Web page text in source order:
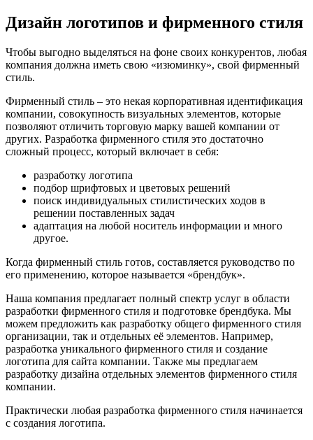
Дизайн логотипов и фирменного стиля
Чтобы выгодно выделяться на фоне своих конкурентов, любая
компания должна иметь свою «изюминку», свой фирменный
стиль.
Фирменный стиль – это некая корпоративная идентификация
компании, совокупность визуальных элементов, которые
позволяют отличить торговую марку вашей компании от
других. Разработка фирменного стиля это достаточно
сложный процесс, который включает в себя:
разработку логотипа
подбор шрифтовых и цветовых решений
поиск индивидуальных стилистических ходов в
решении поставленных задач
адаптация на любой носитель информации и много
другое.
Когда фирменный стиль готов, составляется руководство по
его применению, которое называется «брендбук».
Наша компания предлагает полный спектр услуг в области
разработки фирменного стиля и подготовке брендбука. Мы
можем предложить как разработку общего фирменного стиля
организации, так и отдельных её элементов. Например,
разработка уникального фирменного стиля и создание
логотипа для сайта компании. Также мы предлагаем
разработку дизайна отдельных элементов фирменного стиля
компании.
Практически любая разработка фирменного стиля начинается
с создания логотипа.